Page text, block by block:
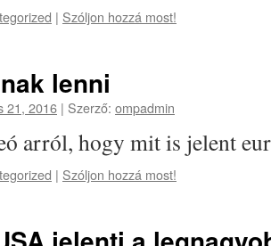
| Szóljon hozzá most!
lenni
21, 2016 | Szerző: ompadmin
arról, hogy mit is jelent
| Szóljon hozzá most!